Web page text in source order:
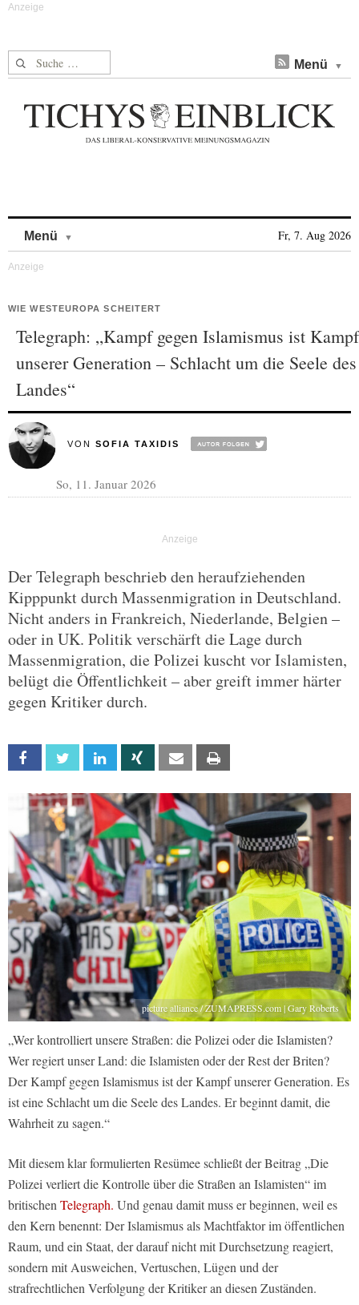
Suche nach: Menü
Menü Fr, 7. Aug 2026
WIE WESTEUROPA SCHEITERT
Telegraph: „Kampf gegen Islamismus ist Kampf
unserer Generation – Schlacht um die Seele des
Landes“
VON SOFIA TAXIDIS
So, 11. Januar 2026
Der Telegraph beschrieb den heraufziehenden
Kipppunkt durch Massenmigration in Deutschland.
Nicht anders in Frankreich, Niederlande, Belgien –
oder in UK. Politik verschärft die Lage durch
Massenmigration, die Polizei kuscht vor Islamisten,
belügt die Öffentlichkeit – aber greift immer härter
gegen Kritiker durch.
Facebook Twitter Linkedin Xing Email
picture alliance / ZUMAPRESS.com | Gary Roberts
„Wer kontrolliert unsere Straßen: die Polizei oder die Islamisten?
Wer regiert unser Land: die Islamisten oder der Rest der Briten?
Der Kampf gegen Islamismus ist der Kampf unserer Generation. Es
ist eine Schlacht um die Seele des Landes. Er beginnt damit, die
Wahrheit zu sagen.“
Mit diesem klar formulierten Resümee schließt der Beitrag „Die
Polizei verliert die Kontrolle über die Straßen an Islamisten“ im
britischenTelegraph. Und genau damit muss er beginnen, weil es
den Kern benennt: Der Islamismus als Machtfaktor im öffentlichen
Raum, und ein Staat, der darauf nicht mit Durchsetzung reagiert,
sondern mit Ausweichen, Vertuschen, Lügen und der
strafrechtlichen Verfolgung der Kritiker an diesen Zuständen.